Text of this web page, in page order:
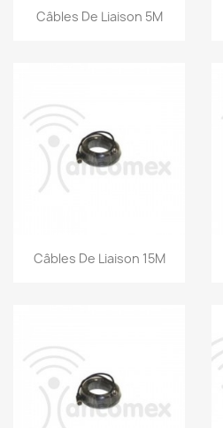
Snel bekijken
Câbles De Liaison 5M
Snel bekijken
Câbles De Liaison 15M